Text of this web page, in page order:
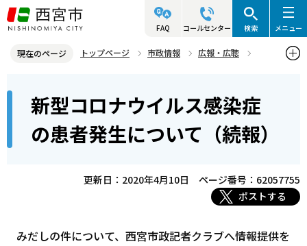
こ
の
ジ
頭
FAQ コールセンター 検索 メニュー
現在のページ トップページ 市政情報
広報・広聴
新型コロナウイルス感染症の患者発生について（続報）
新型コロナウイルス感染症
の患者発生について（続報）
更新日：2020年4月10日
ページ番号：62057755
ポストする
みだしの件について、西宮市政記者クラブへ情報提供を